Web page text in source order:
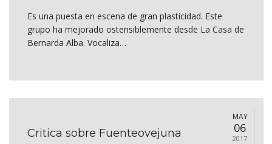
Es una puesta en escena de gran plasticidad. Este
grupo ha mejorado ostensiblemente desde La Casa de
Bernarda Alba. Vocaliza…
MAY
06
2017
Critica sobre Fuenteovejuna